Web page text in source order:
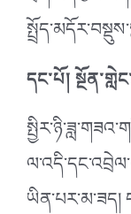
དང་པོ།